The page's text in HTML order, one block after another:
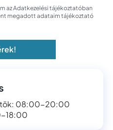
az Adatkezelési tájékoztatóban
megadott adataim tájékoztató
08:00-20:00
18:00